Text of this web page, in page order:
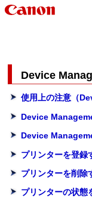
Device
使用上の注意（
Device
Device
プリンターを登録
プリンターを削除
プリンターの状態